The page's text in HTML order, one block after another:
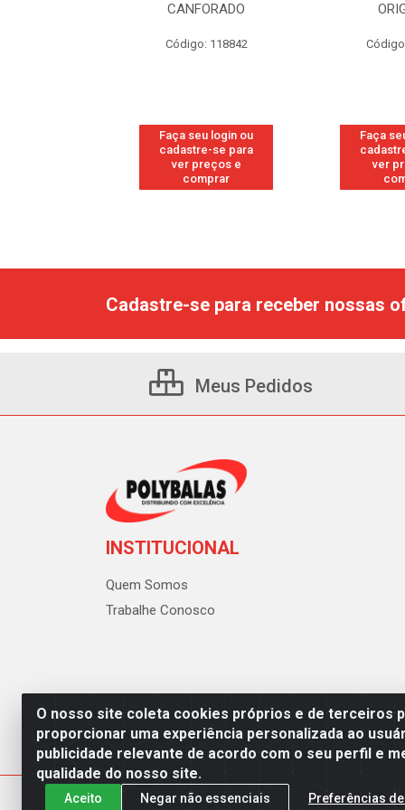
CANFORADO
Código: 118842
Faça seu login ou
cadastre-se para
ver preços e
comprar
Faça
ver
O nosso site coleta cookies próprios e de terceiros
proporcionar uma experiência personalizada ao
publicidade relevante de acordo com o seu perfil e
qualidade do nosso site.
Aceito Negar não essenciais Preferências
Cadastre-se para receber nossas
Meus Pedidos
INSTITUCIONAL
Quem Somos
Trabalhe Conosco
Polybalas - Rua João Miguel